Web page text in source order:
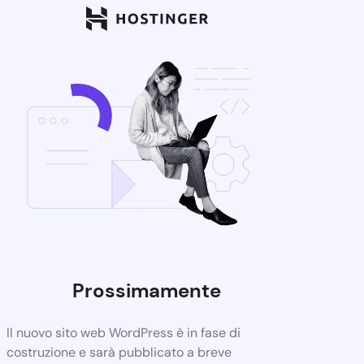
Prossimamente
Il nuovo sito web WordPress è in fase di
costruzione e sarà pubblicato a breve